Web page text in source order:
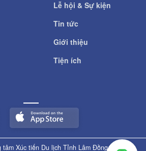
Lễ hội & Sự kiện
Tin tức
Giới thiệu
Tiện ích
tâm Xúc tiến Du lịch Tỉnh Lâm Đồng